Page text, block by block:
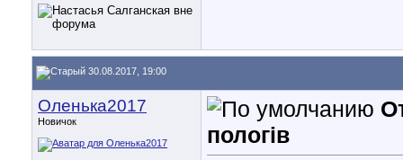
30.08.2017, 19:00
Оленька2017
Новичок
пологів